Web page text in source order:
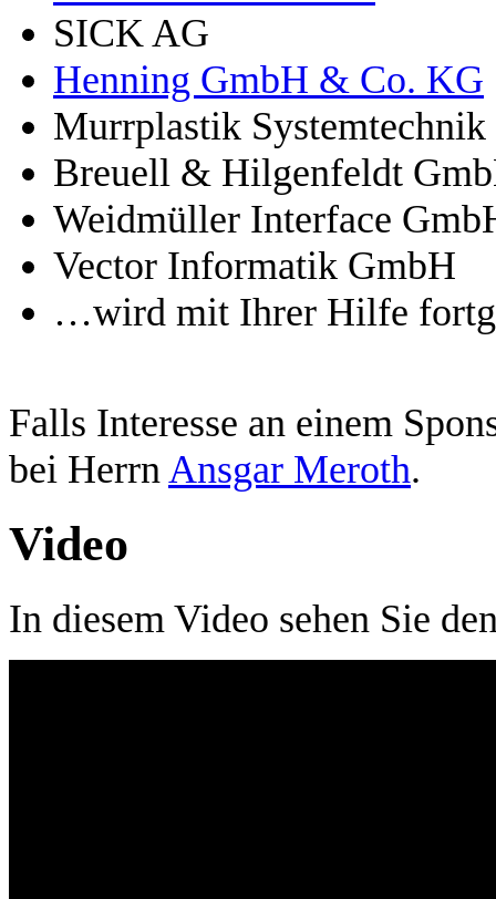
SICK AG
Henning GmbH & Co. KG
Murrplastik
Breuell & Hilgenfeldt
Weidmüller Interface
Vector Informatik GmbH
…wird mit Ihrer Hilfe
Falls Interesse an einem
bei Herrn Ansgar Meroth.
Video
In diesem Video sehen Sie